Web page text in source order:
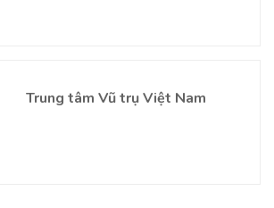
Trung tâm Vũ trụ Việt Nam